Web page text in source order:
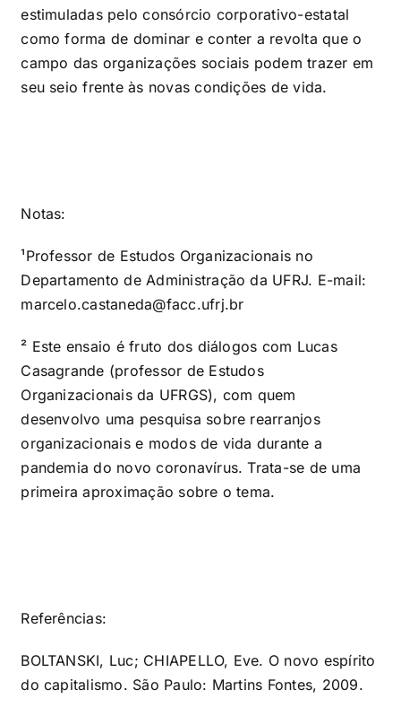
estimuladas pelo consórcio corporativo-estatal
como forma de dominar e conter a revolta que o
campo das organizações sociais podem trazer em
seu seio frente às novas condições de vida.
Notas:
¹Professor de Estudos Organizacionais no
Departamento de Administração da UFRJ. E-mail:
marcelo.castaneda@facc.ufrj.br
² Este ensaio é fruto dos diálogos com Lucas
Casagrande (professor de Estudos
Organizacionais da UFRGS), com quem
desenvolvo uma pesquisa sobre rearranjos
organizacionais e modos de vida durante a
pandemia do novo coronavírus. Trata-se de uma
primeira aproximação sobre o tema.
Referências:
BOLTANSKI, Luc; CHIAPELLO, Eve. O novo espírito
do capitalismo. São Paulo: Martins Fontes, 2009.